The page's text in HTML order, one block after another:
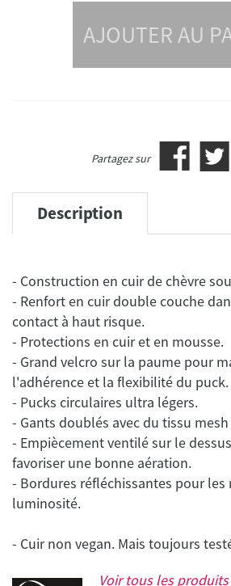
AJOUTER AU
Partagez sur
Description
- Construction en cuir de chèvre
- Renfort en cuir double couche
contact à haut risque.
- Protections en cuir et en mousse.
- Grand velcro sur la paume pour
l'adhérence et la flexibilité du puck.
- Pucks circulaires ultra légers.
- Gants doublés avec du tissu
- Empiècement ventilé sur le
favoriser une bonne aération.
- Bordures réfléchissantes pour les
luminosité.
Voir tous les produits